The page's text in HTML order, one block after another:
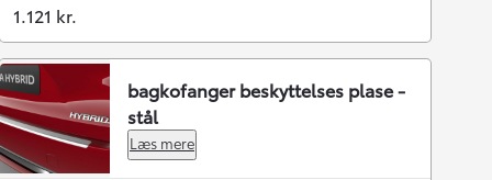
1.121 kr.
bagkofanger beskyttelses plase -
stål
Læs mere